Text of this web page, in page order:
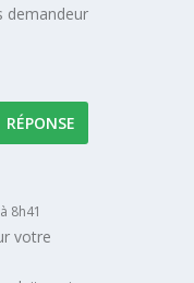
demandeur
RÉPONSE
8h41
votre